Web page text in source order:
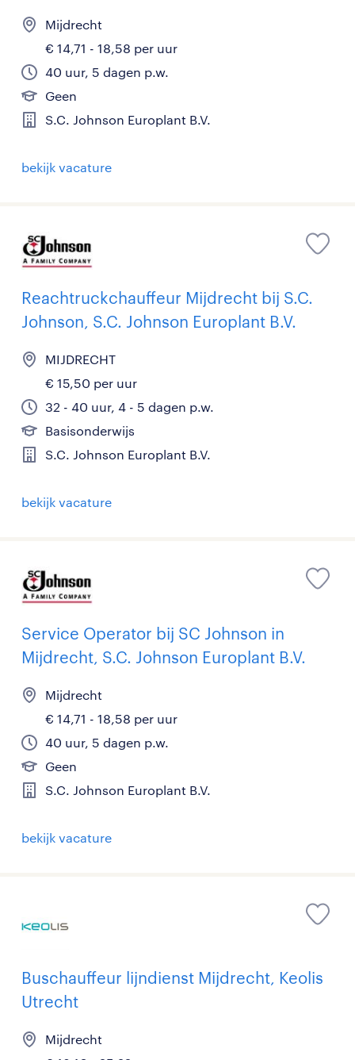
Mijdrecht
€ 14,71 - 18,58 per uur
40 uur, 5 dagen p.w.
Geen
S.C. Johnson Europlant B.V.
bekijk vacature
Reachtruckchauffeur Mijdrecht bij S.C.
Johnson, S.C. Johnson Europlant B.V.
MIJDRECHT
€ 15,50 per uur
32 - 40 uur, 4 - 5 dagen p.w.
Basisonderwijs
S.C. Johnson Europlant B.V.
bekijk vacature
Service Operator bij SC Johnson in
Mijdrecht, S.C. Johnson Europlant B.V.
Mijdrecht
€ 14,71 - 18,58 per uur
40 uur, 5 dagen p.w.
Geen
S.C. Johnson Europlant B.V.
bekijk vacature
Buschauffeur lijndienst Mijdrecht, Keolis
Utrecht
Mijdrecht